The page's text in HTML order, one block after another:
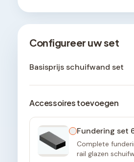
Configureer uw set
Basisprijs schuifwand set
Accessoires toevoegen
Fundering set
Complete
rail glazen